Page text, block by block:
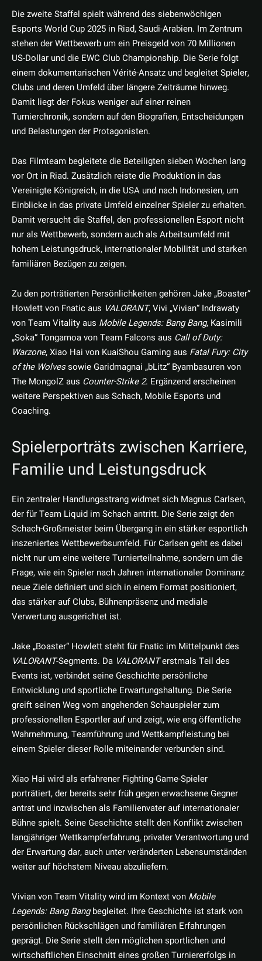
Die zweite Staffel spielt während des siebenwöchigen
Esports World Cup 2025 in Riad, Saudi-Arabien. Im Zentrum
stehen der Wettbewerb um ein Preisgeld von 70 Millionen
US-Dollar und die EWC Club Championship. Die Serie folgt
einem dokumentarischen Vérité-Ansatz und begleitet Spieler,
Clubs und deren Umfeld über längere Zeiträume hinweg.
Damit liegt der Fokus weniger auf einer reinen
Turnierchronik, sondern auf den Biografien, Entscheidungen
und Belastungen der Protagonisten.
Das Filmteam begleitete die Beteiligten sieben Wochen lang
vor Ort in Riad. Zusätzlich reiste die Produktion in das
Vereinigte Königreich, in die USA und nach Indonesien, um
Einblicke in das private Umfeld einzelner Spieler zu erhalten.
Damit versucht die Staffel, den professionellen Esport nicht
nur als Wettbewerb, sondern auch als Arbeitsumfeld mit
hohem Leistungsdruck, internationaler Mobilität und starken
familiären Bezügen zu zeigen.
Zu den porträtierten Persönlichkeiten gehören Jake „Boaster“
Howlett von Fnatic aus VALORANT, Vivi „Vivian“ Indrawaty
von Team Vitality aus Mobile Legends: Bang Bang, Kasimili
„Soka“ Tongamoa von Team Falcons aus Call of Duty:
Warzone, Xiao Hai von KuaiShou Gaming aus Fatal Fury: City
of the Wolvessowie Garidmagnai „bLitz“ Byambasuren von
The MongolZ aus Counter-Strike 2. Ergänzend erscheinen
weitere Perspektiven aus Schach, Mobile Esports und
Coaching.
Spielerporträts zwischen Karriere,
Familie und Leistungsdruck
Ein zentraler Handlungsstrang widmet sich Magnus Carlsen,
der für Team Liquid im Schach antritt. Die Serie zeigt den
Schach-Großmeister beim Übergang in ein stärker esportlich
inszeniertes Wettbewerbsumfeld. Für Carlsen geht es dabei
nicht nur um eine weitere Turnierteilnahme, sondern um die
Frage, wie ein Spieler nach Jahren internationaler Dominanz
neue Ziele definiert und sich in einem Format positioniert,
das stärker auf Clubs, Bühnenpräsenz und mediale
Verwertung ausgerichtet ist.
Jake „Boaster“ Howlett steht für Fnatic im Mittelpunkt des
VALORANT-Segments. Da VALORANTerstmals Teil des
Events ist, verbindet seine Geschichte persönliche
Entwicklung und sportliche Erwartungshaltung. Die Serie
greift seinen Weg vom angehenden Schauspieler zum
professionellen Esportler auf und zeigt, wie eng öffentliche
Wahrnehmung, Teamführung und Wettkampfleistung bei
einem Spieler dieser Rolle miteinander verbunden sind.
Xiao Hai wird als erfahrener Fighting-Game-Spieler
porträtiert, der bereits sehr früh gegen erwachsene Gegner
antrat und inzwischen als Familienvater auf internationaler
Bühne spielt. Seine Geschichte stellt den Konflikt zwischen
langjähriger Wettkampferfahrung, privater Verantwortung und
der Erwartung dar, auch unter veränderten Lebensumständen
weiter auf höchstem Niveau abzuliefern.
Vivian von Team Vitality wird im Kontext von Mobile
Legends: Bang Bangbegleitet. Ihre Geschichte ist stark von
persönlichen Rückschlägen und familiären Erfahrungen
geprägt. Die Serie stellt den möglichen sportlichen und
wirtschaftlichen Einschnitt eines großen Turniererfolgs in